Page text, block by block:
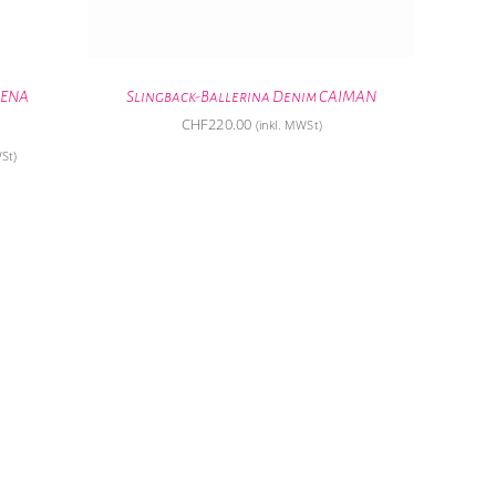
Slingback-Ballerina Denim CAIMAN
CHF220.00 (inkl. MWSt)